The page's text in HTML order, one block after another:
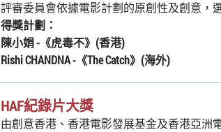
評審委員會依據電影計劃的原創性及創意，
得獎計劃：
陳小娟 -《虎毒不》(香港)
Rishi CHANDNA -《TheCatch》(海外)
HAF紀錄片大獎
由創意香港、香港電影發展基金及香港亞洲